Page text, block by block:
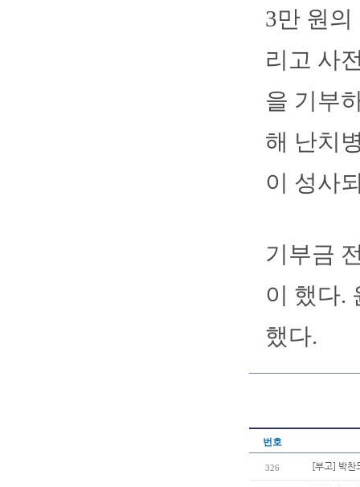
3만 원의
리고 사
을 기부
해 난치
이 성사
기부금
이 했다.
했다.
번호
326 [부고] 박찬